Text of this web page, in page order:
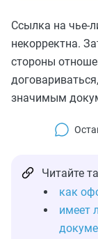
Ссылка на чье-
некорректна.
стороны
значимым
Читайте
как
имеет